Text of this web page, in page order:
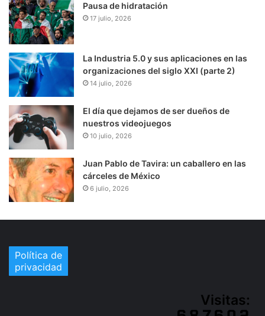
Pausa de hidratación
17 julio, 2026
La Industria 5.0 y sus aplicaciones en las
organizaciones del siglo XXI (parte 2)
14 julio, 2026
El día que dejamos de ser dueños de
nuestros videojuegos
10 julio, 2026
Juan Pablo de Tavira: un caballero en las
cárceles de México
6 julio, 2026
Política de
privacidad
Visitas: